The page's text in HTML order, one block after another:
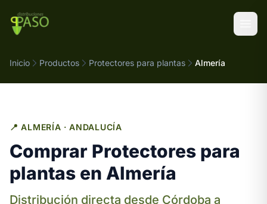
Inicio Productos Protectores para plantas Almería
📍 ALMERÍA · ANDALUCÍA
Comprar Protectores para
plantas en Almería
Distribución directa desde Córdoba a